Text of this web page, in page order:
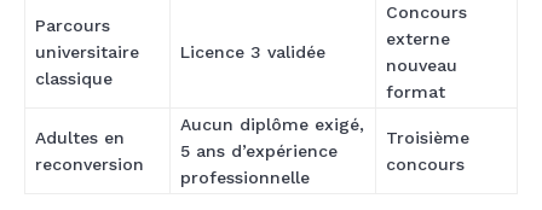
Parcours
universitaire
classique
Licence 3 validée
Concours
externe
nouveau
format
Adultes en
reconversion
Aucun diplôme exigé,
5 ans d’expérience
professionnelle
Troisième
concours